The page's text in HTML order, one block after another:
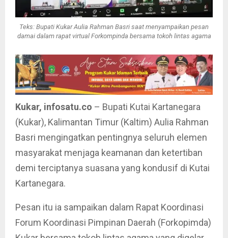
Teks: Bupati Kukar Aulia Rahman Basri saat menyampaikan pesan
damai dalam rapat virtual Forkompinda bersama tokoh lintas agama
Kukar, infosatu.co – Bupati Kutai Kartanegara
(Kukar), Kalimantan Timur (Kaltim) Aulia Rahman
Basri mengingatkan pentingnya seluruh elemen
masyarakat menjaga keamanan dan ketertiban
demi terciptanya suasana yang kondusif di Kutai
Kartanegara.
Pesan itu ia sampaikan dalam Rapat Koordinasi
Forum Koordinasi Pimpinan Daerah (Forkopimda)